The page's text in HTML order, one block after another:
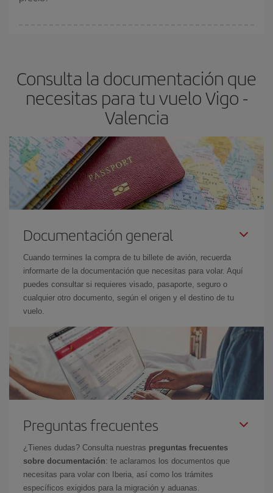
avión más baratos te saldrán. Además, si buscas los vuelos con
las fechas y los horarios del viaje un poco abiertos, podráselegir
el precio más barato.
Consulta la documentación que
necesitas para tu vuelo Vigo -
Valencia
Documentación general
Cuando termines la compra de tu billete de avión, recuerda
informarte de la documentación que necesitas para volar. Aquí
puedes consultar si requieres visado, pasaporte, seguro o
cualquier otro documento, según el origen y el destino de tu
vuelo.
Preguntas frecuentes
¿Tienes dudas? Consulta nuestras preguntas frecuentes
sobre documentación: te aclaramos los documentos que
necesitas para volar con Iberia, así como los trámites
específicos exigidos para la migración y aduanas.